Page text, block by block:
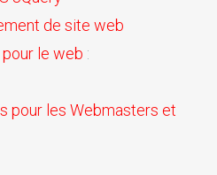
de site web
le web :
pour les Webmasters et